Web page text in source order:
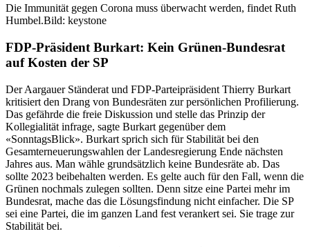
Die Immunität gegen Corona muss überwacht werden, findet Ruth
Humbel.Bild: keystone
FDP-Präsident Burkart: Kein Grünen-Bundesrat
auf Kosten der SP
Der Aargauer Ständerat und FDP-Parteipräsident Thierry Burkart
kritisiert den Drang von Bundesräten zur persönlichen Profilierung.
Das gefährde die freie Diskussion und stelle das Prinzip der
Kollegialität infrage, sagte Burkart gegenüber dem
«SonntagsBlick». Burkart sprich sich für Stabilität bei den
Gesamterneuerungswahlen der Landesregierung Ende nächsten
Jahres aus. Man wähle grundsätzlich keine Bundesräte ab. Das
sollte 2023 beibehalten werden. Es gelte auch für den Fall, wenn die
Grünen nochmals zulegen sollten. Denn sitze eine Partei mehr im
Bundesrat, mache das die Lösungsfindung nicht einfacher. Die SP
sei eine Partei, die im ganzen Land fest verankert sei. Sie trage zur
Stabilität bei.